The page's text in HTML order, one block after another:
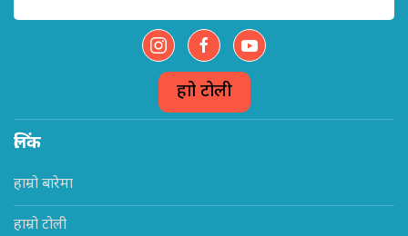
हाम्रो टोली
लिंक
हाम्रो बारेमा
हाम्रो टोली